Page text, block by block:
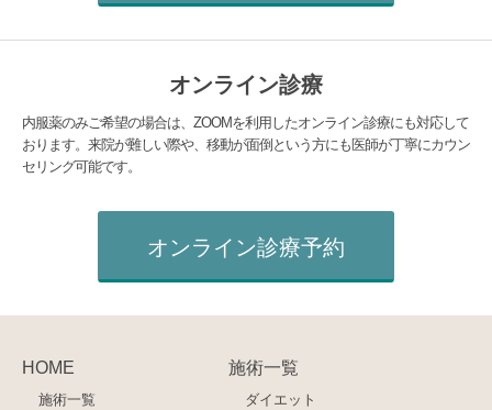
オンライン診療
内服薬のみご希望の場合は、ZOOMを利用したオンライン診療にも対応して
おります。来院が難しい際や、移動が面倒という方にも医師が丁寧にカウン
セリング可能です。
オンライン診療予約
HOME
施術一覧
施術一覧
ダイエット